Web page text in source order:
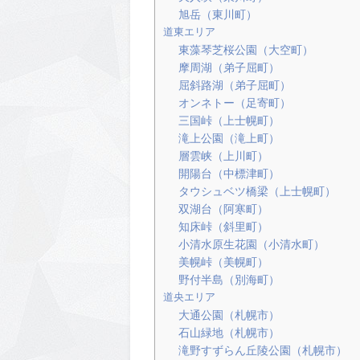
旭岳（東川町）
道東エリア
東藻琴芝桜公園（大空町）
摩周湖（弟子屈町）
屈斜路湖（弟子屈町）
オンネトー（足寄町）
三国峠（上士幌町）
滝上公園（滝上町）
層雲峡（上川町）
開陽台（中標津町）
タウシュベツ橋梁（上士幌町）
双湖台（阿寒町）
知床峠（斜里町）
小清水原生花園（小清水町）
美幌峠（美幌町）
野付半島（別海町）
道央エリア
大通公園（札幌市）
石山緑地（札幌市）
滝野すずらん丘陵公園（札幌市）